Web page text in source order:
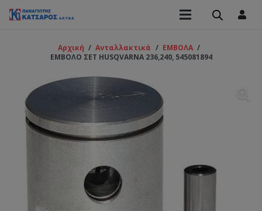
Αρχική / Ανταλλακτικά / ΕΜΒΟΛΑ /
ΕΜΒΟΛΟ ΣΕΤ HUSQVARNA 236,240, 545081894